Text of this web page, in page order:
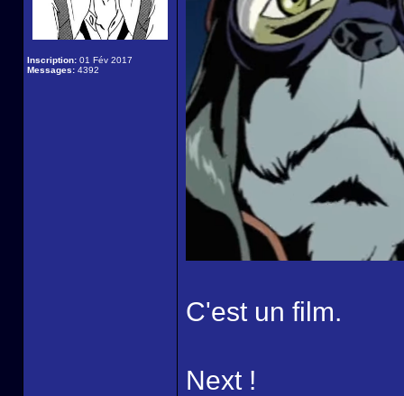
Inscription: 01 Fév 2017
Messages: 4392
C'est un film.
Next !